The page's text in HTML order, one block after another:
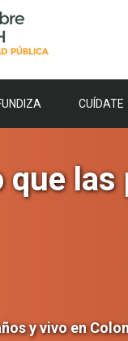
CUÍDATE
que
y vivo en